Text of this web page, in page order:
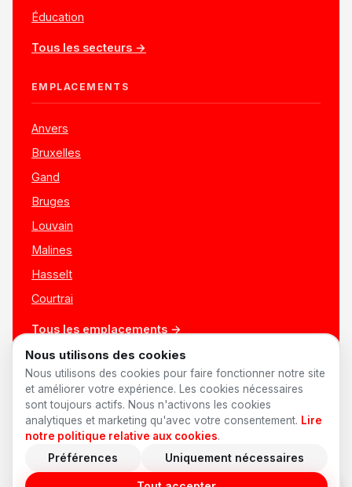
Éducation
Tous les secteurs →
EMPLACEMENTS
Anvers
Bruxelles
Gand
Bruges
Louvain
Malines
Hasselt
Courtrai
Tous les emplacements →
© 2026 AnyShift Made in Belgium ♥Offres d'emploi
ConfidentialitéConditionsCookiesPréférences cookies
Nous utilisons des cookies
Nous utilisons des cookies pour faire fonctionner notre site
et améliorer votre expérience. Les cookies nécessaires
sont toujours actifs. Nous n'activons les cookies
analytiques et marketing qu'avec votre consentement. Lire
notre politique relative aux cookies.
Préférences Uniquement nécessaires